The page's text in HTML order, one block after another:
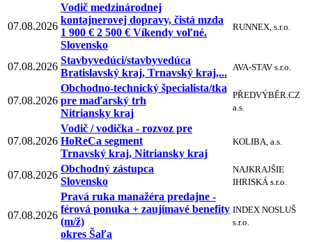
07.08.2026
Vodič medzinárodnej
kontajnerovej dopravy, čistá mzda
1 900 € 2 500 € Víkendy voľné.
Slovensko
RUNNEX, s.r.o.
07.08.2026
Stavbyvedúci/stavbyvedúca
Bratislavský kraj, Trnavský kraj,... AVA-STAV s.r.o.
07.08.2026
Obchodno-technický špecialista/tka
pre maďarský trh
Nitriansky kraj
PŘEDVÝBĚR.CZ
a.s.
07.08.2026
Vodič / vodička - rozvoz pre
HoReCa segment
Trnavský kraj, Nitriansky kraj
KOLIBA, a.s.
07.08.2026
Obchodný zástupca
Slovensko
NAJKRAJŠIE
IHRISKÁ s.r.o.
07.08.2026
Pravá ruka manažéra predajne -
férová ponuka + zaujímavé benefity
(m/ž)
okres Šaľa
INDEX NOSLUŠ
s.r.o.